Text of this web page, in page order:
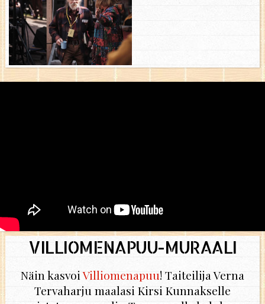
VILLIOMENAPUU-MURAALI
Näin kasvoiVilliomenapuu! Taiteilija Verna
Tervaharju maalasi Kirsi Kunnakselle